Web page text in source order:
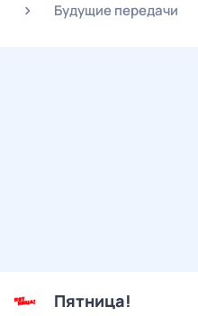
Будущие передачи
Пятница!